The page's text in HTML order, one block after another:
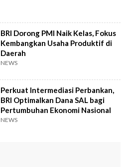
BRI Dorong PMI Naik Kelas, Fokus
Kembangkan Usaha Produktif di
Daerah
NEWS
Perkuat Intermediasi Perbankan,
BRI Optimalkan Dana SAL bagi
Pertumbuhan Ekonomi Nasional
NEWS